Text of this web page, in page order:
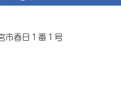
春日１番１号